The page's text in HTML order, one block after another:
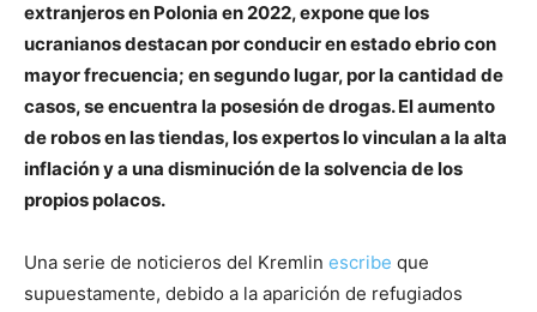
extranjeros en Polonia en 2022, expone que los
ucranianos destacan por conducir en estado ebrio con
mayor frecuencia; en segundo lugar, por la cantidad de
casos, se encuentra la posesión de drogas. El aumento
de robos en las tiendas, los expertos lo vinculan a la alta
inflación y a una disminución de la solvencia de los
propios polacos.
Una serie de noticieros del Kremlin escribe que
supuestamente, debido a la aparición de refugiados